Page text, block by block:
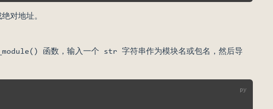
对地址。
函数，输入一个 str 字符串作为模块名或包名，然后导